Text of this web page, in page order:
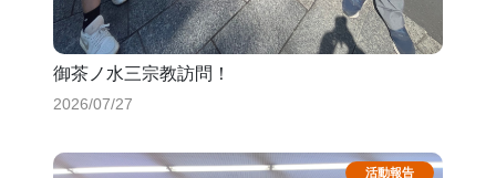
御茶ノ水三宗教訪問！
2026/07/27